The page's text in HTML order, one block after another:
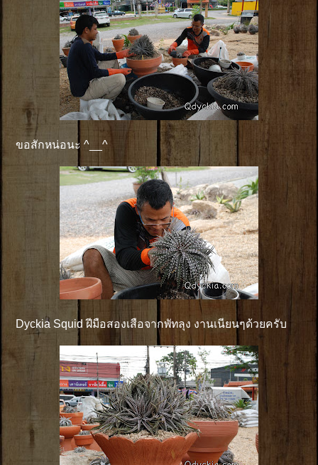
ขอสักหน่อนะ ^__^
Dyckia Squid ฝีมือสองเสือจากพัทลุง งานเนียนๆด้วยครับ